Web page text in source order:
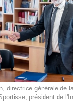
directrice générale de
président de